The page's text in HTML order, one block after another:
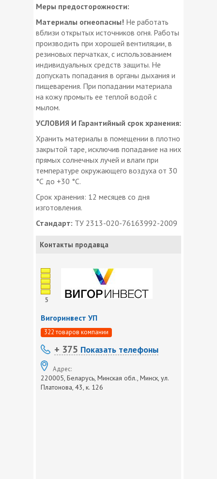
Меры предосторожности:
Материалы огнеопасны! Не работать
вблизи открытых источников огня. Работы
производить при хорошей вентиляции, в
резиновых перчатках, с использованием
индивидуальных средств защиты. Не
допускать попадания в органы дыхания и
пищеварения. При попадании материала
на кожу промыть ее теплой водой с
мылом.
УСЛОВИЯ И Гарантийный срок хранения:
Хранить материалы в помещении в плотно
закрытой таре, исключив попадание на них
прямых солнечных лучей и влаги при
температуре окружающего воздуха от 30
°С до +30 °С.
Срок хранения: 12 месяцев со дня
изготовления.
Стандарт: ТУ 2313-020-76163992-2009
Контакты продавца
5
Вигоринвест УП
322 товаров компании
+ 375 Показать телефоны
Адрес:
220005, Беларусь, Минская обл., Минск, ул.
Платонова, 43, к. 126